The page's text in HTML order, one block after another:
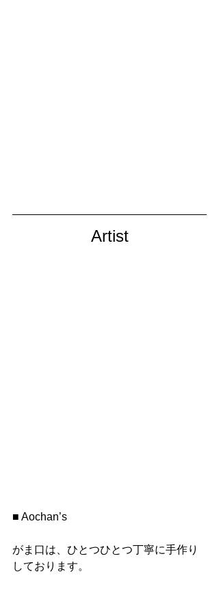
Artist
■ Aochan’s
がま口は、ひとつひとつ丁寧に手作り
しております。